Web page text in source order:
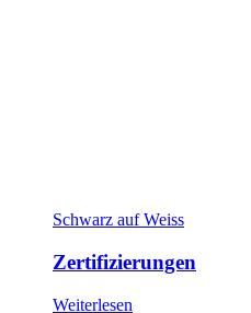
Schwarz auf Weiss
Zertifizierungen
Weiterlesen